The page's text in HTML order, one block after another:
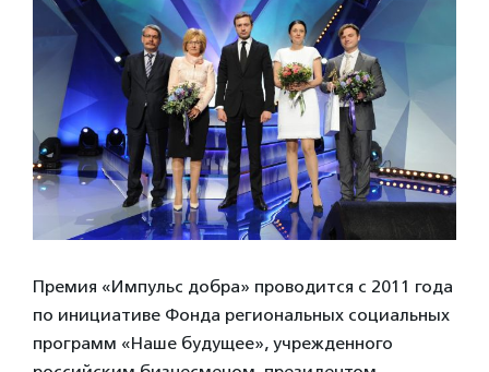
Премия «Импульс добра» проводится с 2011 года
по инициативе Фонда региональных социальных
программ «Наше будущее», учрежденного